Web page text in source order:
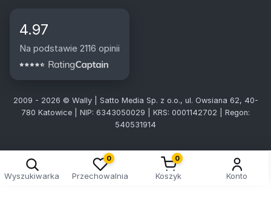
4.97
Na podstawie 2116 opinii
2009 - 2026 © Wally | Satto Media Sp. z o.o., ul. Owsiana 62, 40-
780 Katowice | NIP: 6343050029 | KRS: 0001142702 | Regon:
540531914
Wyszukiwarka
0
Przechowalnia
0
Koszyk Konto